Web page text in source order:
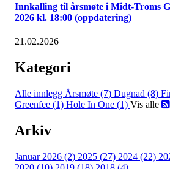
Innkalling til årsmøte i Midt-Troms
2026 kl. 18:00 (oppdatering)
21.02.2026
Kategori
Alle innlegg Årsmøte (7) Dugnad (8)
Greenfee (1) Hole In One (1) Vis alle
Arkiv
Januar 2026 (2) 2025 (27) 2024 (22)